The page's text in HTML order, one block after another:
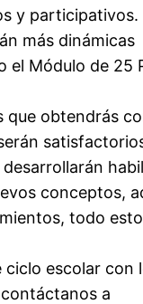
y participativos.
más dinámicas
el Módulo de 25
que obtendrás
desarrollarán
conceptos,
todo
ciclo escolar con
a